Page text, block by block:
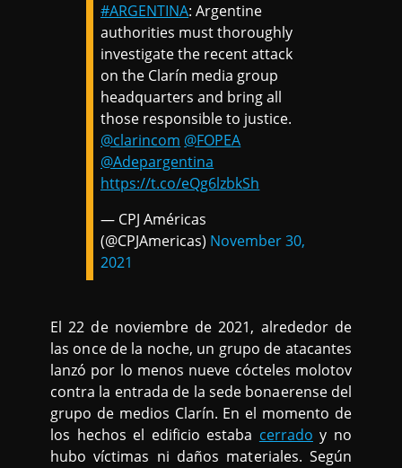
#ARGENTINA: Argentine
authorities must thoroughly
investigate the recent attack
on the Clarín media group
headquarters and bring all
those responsible to justice.
@clarincom @FOPEA
@Adepargentina
https://t.co/eQg6lzbkSh
— CPJ Américas
(@CPJAmericas) November 30,
2021
El 22 de noviembre de 2021, alrededor de
las once de la noche, un grupo de atacantes
lanzó por lo menos nueve cócteles molotov
contra la entrada de la sede bonaerense del
grupo de medios Clarín. En el momento de
los hechos el edificio estaba cerrado y no
hubo víctimas ni daños materiales. Según